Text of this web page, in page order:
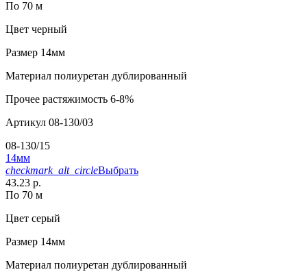
По 70 м
Цвет черный
Размер 14мм
Материал полиуретан дублированный
Прочее растяжимость 6-8%
Артикул 08-130/03
08-130/15
14мм
checkmark_alt_circleВыбрать
43.23 р.
По 70 м
Цвет серый
Размер 14мм
Материал полиуретан дублированный